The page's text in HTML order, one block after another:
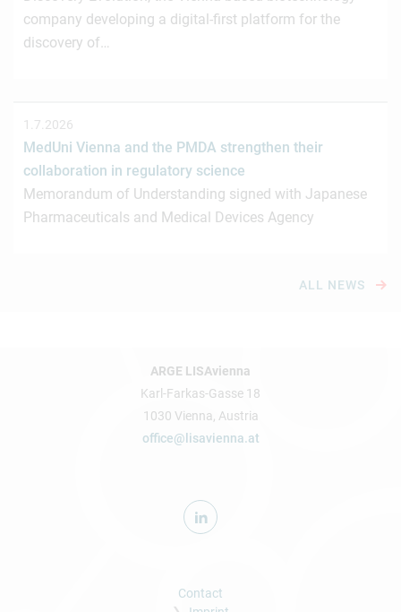
company developing a digital-first platform for the
discovery of…
1.7.2026
MedUni Vienna and the PMDA strengthen their
collaboration in regulatory science
Memorandum of Understanding signed with Japanese
Pharmaceuticals and Medical Devices Agency
ALL NEWS
ARGE LISAvienna
Karl-Farkas-Gasse 18
1030 Vienna, Austria
office@lisavienna.at
Contact